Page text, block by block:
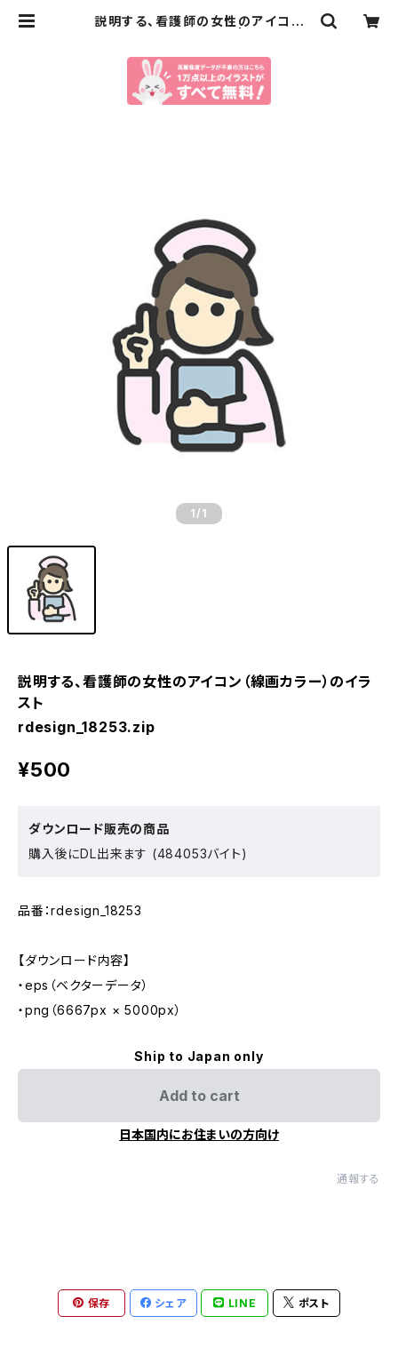
説明する、看護師の女性のアイコン
1 /1
説明する、看護師の女性のアイコン（線画カラー）のイラ
スト
rdesign_18253.zip
¥500
ダウンロード販売の商品
購入後にDL出来ます (484053バイト)
品番：rdesign_18253
【ダウンロード内容】
・eps（ベクターデータ）
・png（6667px × 5000px）
Ship to Japan only
Add to cart
日本国内にお住まいの方向け
通報する
保存 シェア LINE ポスト